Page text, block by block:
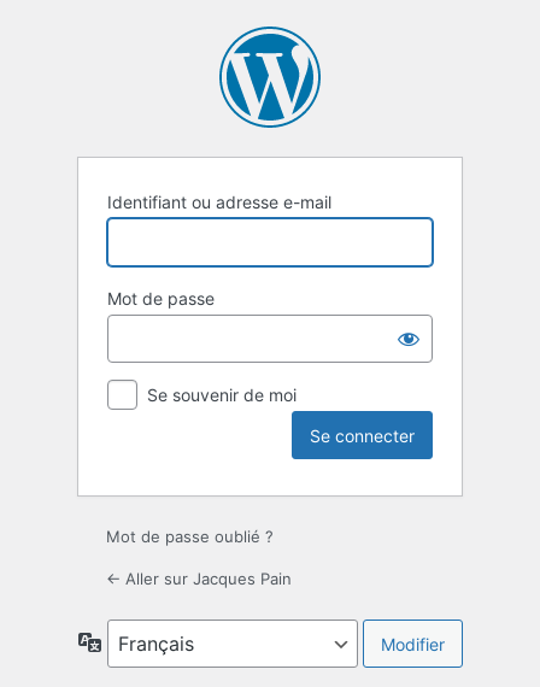
Identifiant ou adresse e-mail
Mot de passe
Se souvenir de moi
Mot de passe oublié ?
← Aller sur Jacques Pain
Langue